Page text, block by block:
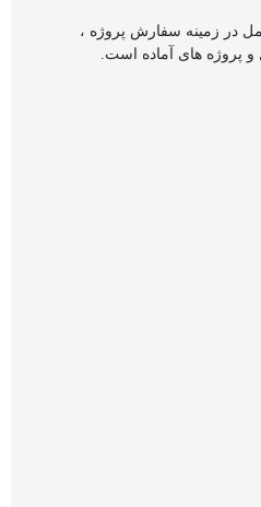
در زمینه سفارش پروژه ،
پروژه های آماده است.